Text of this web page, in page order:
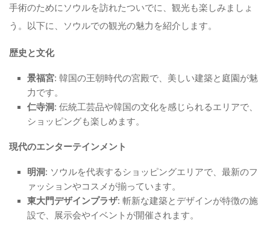
手術のためにソウルを訪れたついでに、観光も楽しみましょ
う。以下に、ソウルでの観光の魅力を紹介します。
歴史と文化
景福宮: 韓国の王朝時代の宮殿で、美しい建築と庭園が魅
力です。
仁寺洞: 伝統工芸品や韓国の文化を感じられるエリアで、
ショッピングも楽しめます。
現代のエンターテインメント
明洞: ソウルを代表するショッピングエリアで、最新のフ
ァッションやコスメが揃っています。
東大門デザインプラザ: 斬新な建築とデザインが特徴の施
設で、展示会やイベントが開催されます。